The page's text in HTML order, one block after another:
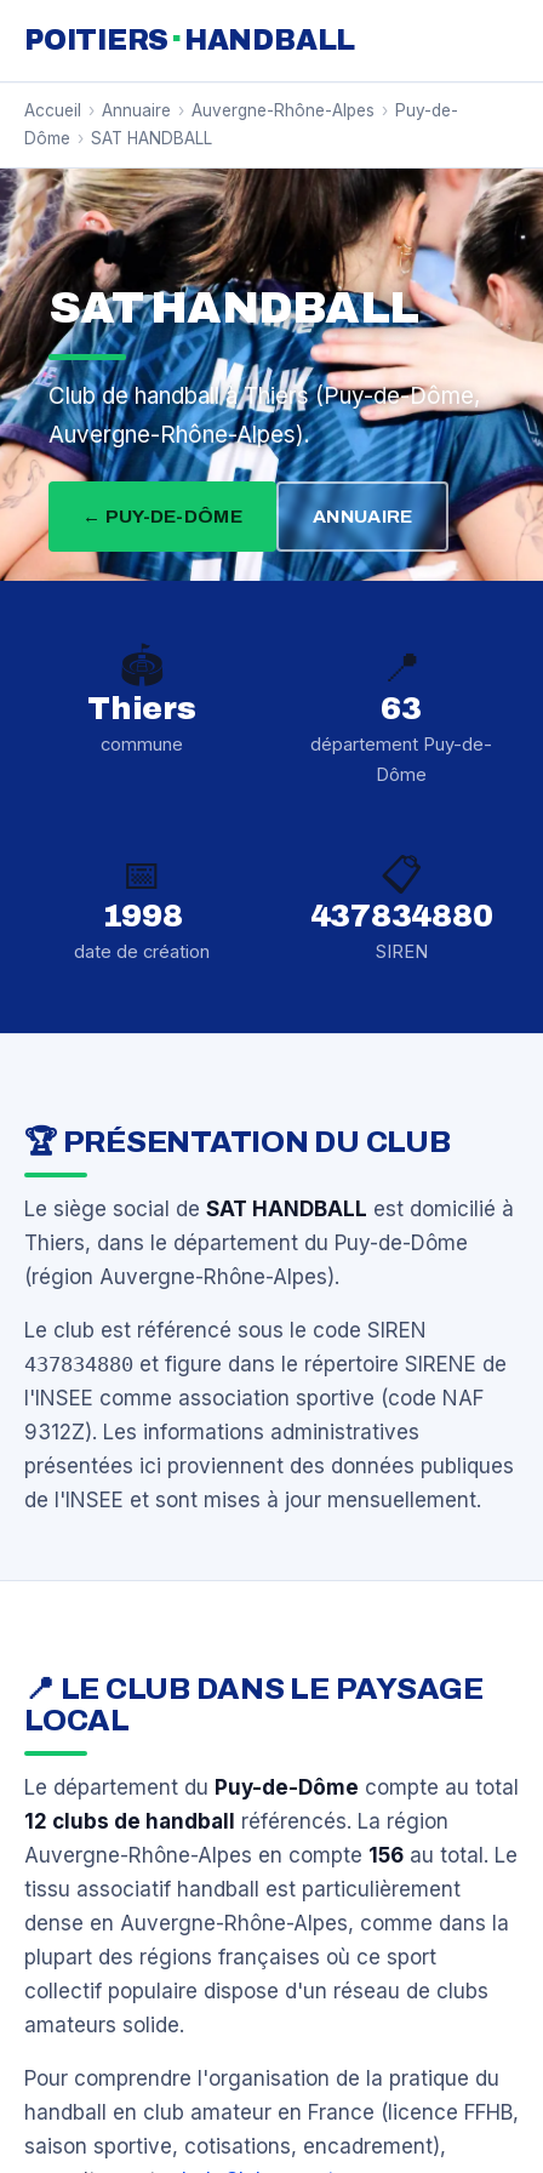
POITIERS · HANDBALL
Accueil › Annuaire › Auvergne-Rhône-Alpes › Puy-de-
Dôme › SAT HANDBALL
SAT HANDBALL
Club de handball à Thiers (Puy-de-Dôme,
Auvergne-Rhône-Alpes).
← PUY-DE-DÔME ANNUAIRE
🏟️
Thiers
commune
📍
63
département Puy-de-
Dôme
📅
1998
date de création
📋
437834880
SIREN
🏆 PRÉSENTATION DU CLUB
Le siège social de SAT HANDBALL est domicilié à
Thiers, dans le département du Puy-de-Dôme
(région Auvergne-Rhône-Alpes).
Le club est référencé sous le code SIREN
437834880 et figure dans le répertoire SIRENE de
l'INSEE comme association sportive (code NAF
9312Z). Les informations administratives
présentées ici proviennent des données publiques
de l'INSEE et sont mises à jour mensuellement.
📍 LE CLUB DANS LE PAYSAGE
LOCAL
Le département du Puy-de-Dôme compte au total
12 clubs de handball
référencés. La région
Auvergne-Rhône-Alpes en compte 156 au total. Le
tissu associatif handball est particulièrement
dense en Auvergne-Rhône-Alpes, comme dans la
plupart des régions françaises où ce sport
collectif populaire dispose d'un réseau de clubs
amateurs solide.
Pour comprendre l'organisation de la pratique du
handball en club amateur en France (licence FFHB,
saison sportive, cotisations, encadrement),